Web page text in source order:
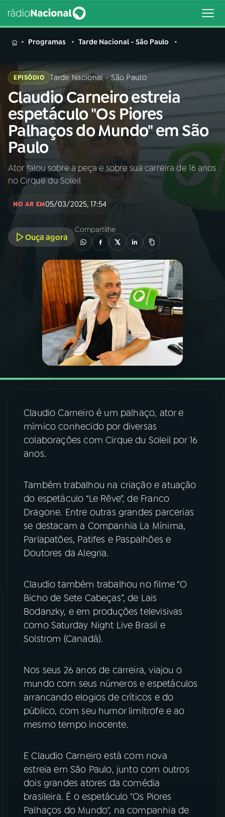
MENU
Buscar
na
Rádio
Nacional
Buscar
01INÍCIO
PROGRAMAÇÃO
PROGRAMAS
PODCASTS
VIDEOCASTS
08FESTIVAL DE MÚSICA
Instagram X
TikTok
Programas Tarde Nacional - São Paulo
EPISÓDIO Tarde Nacional - São Paulo
Claudio Carneiro estreia
espetáculo "Os Piores
Palhaços do Mundo" em São
Paulo
Ator falou sobre a peça e sobre sua carreira de 16 anos
no Cirque du Soleil
NO AR EM05/03/2025, 17:54
Ouça agora
Compartilhe
Claudio Carneiro é um palhaço, ator e
mímico conhecido por diversas
colaborações com Cirque du Soleil por 16
anos.
Também trabalhou na criação e atuação
do espetáculo “Le Rêve”, de Franco
Dragone. Entre outras grandes parcerias
se destacam a Companhia La Mínima,
Parlapatões, Patifes e Paspalhões e
Doutores da Alegria.
Claudio também trabalhou no filme “O
Bicho de Sete Cabeças”, de Lais
Bodanzky, e em produções televisivas
como Saturday Night Live Brasil e
Solstrom (Canadá).
Nos seus 26 anos de carreira, viajou o
mundo com seus números e espetáculos
arrancando elogios de críticos e do
público, com seu humor limítrofe e ao
mesmo tempo inocente.
E Claudio Carneiro está com nova
estreia em São Paulo, junto com outros
dois grandes atores da comédia
brasileira. É o espetáculo "Os Piores
Palhaços do Mundo", na companhia de